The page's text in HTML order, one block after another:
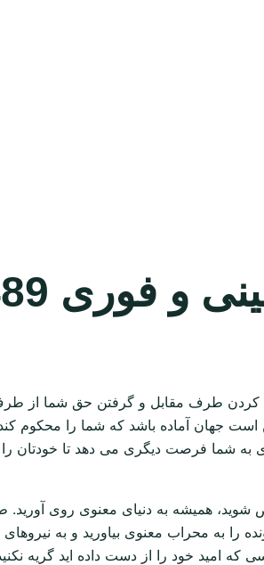
09304478489
کردن طرف مقابل و گرفتن حق شما از
جهان آماده باشد که شما را محکوم
شما فرصت دیگری می دهد تا خودتان را
همیشه به دنیای معنوی روی آورید.
به محراب معنوی بیاورید و به نیروهای
امید خود را از دست داده اید گریه